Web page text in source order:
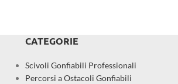
CATEGORIE
Scivoli Gonfiabili Professionali
Percorsi a Ostacoli Gonfiabili